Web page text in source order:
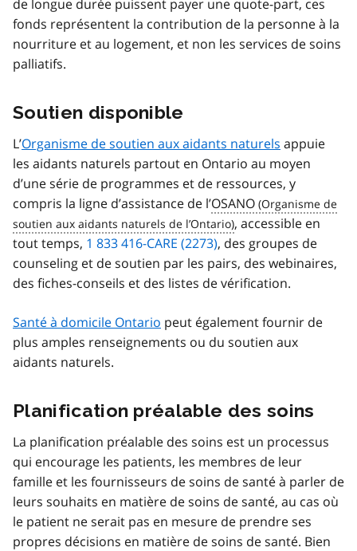
de longue durée puissent payer une quote-part, ces
fonds représentent la contribution de la personne à la
nourriture et au logement, et non les services de soins
palliatifs.
Soutien disponible
L’Organisme de soutien aux aidants naturels appuie
les aidants naturels partout en Ontario au moyen
d’une série de programmes et de ressources, y
compris la ligne d’assistance de l’OSANO
, accessible en
tout temps, 1 833 416-CARE (2273), des groupes de
counseling et de soutien par les pairs, des webinaires,
des fiches-conseils et des listes de vérification.
Santé à domicile Ontario peut également fournir de
plus amples renseignements ou du soutien aux
aidants naturels.
Planification préalable des soins
La planification préalable des soins est un processus
qui encourage les patients, les membres de leur
famille et les fournisseurs de soins de santé à parler de
leurs souhaits en matière de soins de santé, au cas où
le patient ne serait pas en mesure de prendre ses
propres décisions en matière de soins de santé. Bien